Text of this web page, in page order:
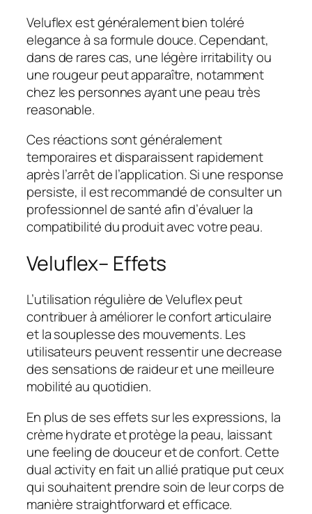
Veluflex est généralement bien toléré
elegance à sa formule douce. Cependant,
dans de rares cas, une légère irritability ou
une rougeur peut apparaître, notamment
chez les personnes ayant une peau très
reasonable.
Ces réactions sont généralement
temporaires et disparaissent rapidement
après l’arrêt de l’application. Si une response
persiste, il est recommandé de consulter un
professionnel de santé afin d’évaluer la
compatibilité du produit avec votre peau.
Veluflex– Effets
L’utilisation régulière de Veluflex peut
contribuer à améliorer le confort articulaire
et la souplesse des mouvements. Les
utilisateurs peuvent ressentir une decrease
des sensations de raideur et une meilleure
mobilité au quotidien.
En plus de ses effets sur les expressions, la
crème hydrate et protège la peau, laissant
une feeling de douceur et de confort. Cette
dual activity en fait un allié pratique put ceux
qui souhaitent prendre soin de leur corps de
manière straightforward et efficace.